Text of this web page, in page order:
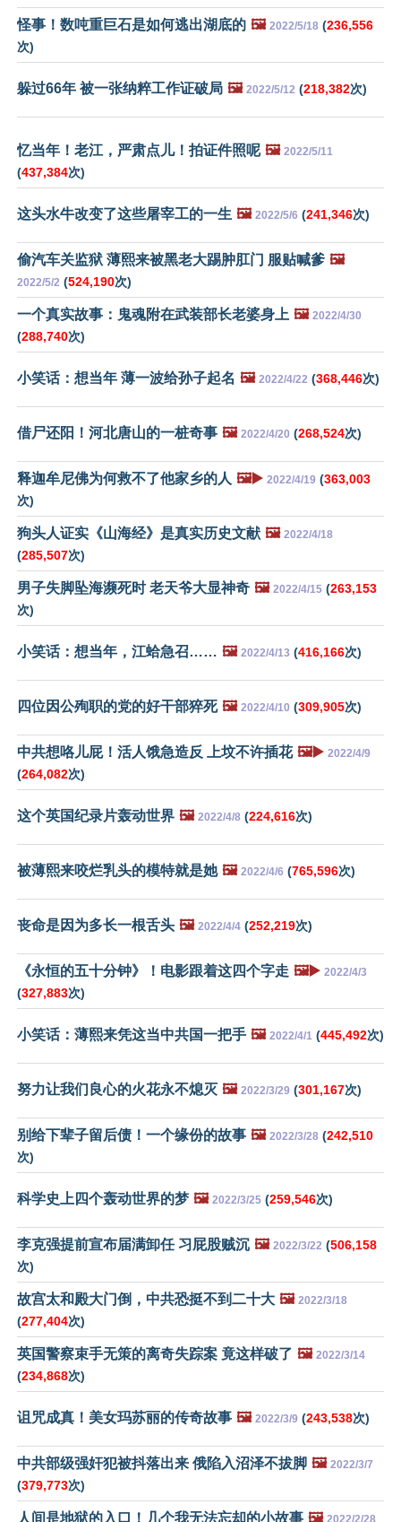
怪事！数吨重巨石是如何逃出湖底的 🖼️ 2022/5/18 (236,556
次)
躲过66年 被一张纳粹工作证破局 🖼️ 2022/5/12 (218,382次)
忆当年！老江，严肃点儿！拍证件照呢 🖼️ 2022/5/11
(437,384次)
这头水牛改变了这些屠宰工的一生 🖼️ 2022/5/6 (241,346次)
偷汽车关监狱 薄熙来被黑老大踢肿肛门 服贴喊爹 🖼️
2022/5/2 (524,190次)
一个真实故事：鬼魂附在武装部长老婆身上 🖼️ 2022/4/30
(288,740次)
小笑话：想当年 薄一波给孙子起名 🖼️ 2022/4/22 (368,446次)
借尸还阳！河北唐山的一桩奇事 🖼️ 2022/4/20 (268,524次)
释迦牟尼佛为何救不了他家乡的人 🖼️▶️ 2022/4/19 (363,003
次)
狗头人证实《山海经》是真实历史文献 🖼️ 2022/4/18
(285,507次)
男子失脚坠海濒死时 老天爷大显神奇 🖼️ 2022/4/15 (263,153
次)
小笑话：想当年，江蛤急召…… 🖼️ 2022/4/13 (416,166次)
四位因公殉职的党的好干部猝死 🖼️ 2022/4/10 (309,905次)
中共想咯儿屁！活人饿急造反 上坟不许插花 🖼️▶️ 2022/4/9
(264,082次)
这个英国纪录片轰动世界 🖼️ 2022/4/8 (224,616次)
被薄熙来咬烂乳头的模特就是她 🖼️ 2022/4/6 (765,596次)
丧命是因为多长一根舌头 🖼️ 2022/4/4 (252,219次)
《永恒的五十分钟》！电影跟着这四个字走 🖼️▶️ 2022/4/3
(327,883次)
小笑话：薄熙来凭这当中共国一把手 🖼️ 2022/4/1 (445,492次)
努力让我们良心的火花永不熄灭 🖼️ 2022/3/29 (301,167次)
别给下辈子留后债！一个缘份的故事 🖼️ 2022/3/28 (242,510
次)
科学史上四个轰动世界的梦 🖼️ 2022/3/25 (259,546次)
李克强提前宣布届满卸任 习屁股贼沉 🖼️ 2022/3/22 (506,158
次)
故宫太和殿大门倒，中共恐挺不到二十大 🖼️ 2022/3/18
(277,404次)
英国警察束手无策的离奇失踪案 竟这样破了 🖼️ 2022/3/14
(234,868次)
诅咒成真！美女玛苏丽的传奇故事 🖼️ 2022/3/9 (243,538次)
中共部级强奸犯被抖落出来 俄陷入沼泽不拔脚 🖼️ 2022/3/7
(379,773次)
人间是地狱的入口！几个我无法忘却的小故事 🖼️ 2022/2/28